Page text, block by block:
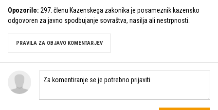
Opozorilo: 297. členu Kazenskega zakonika je posameznik kazensko
odgovoren za javno spodbujanje sovraštva, nasilja ali nestrpnosti.
PRAVILA ZA OBJAVO KOMENTARJEV